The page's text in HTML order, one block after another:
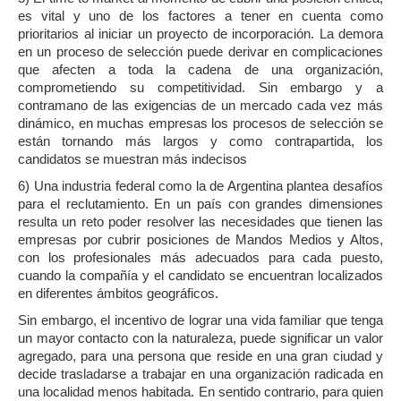
es vital y uno de los factores a tener en cuenta como
prioritarios al iniciar un proyecto de incorporación. La demora
en un proceso de selección puede derivar en complicaciones
que afecten a toda la cadena de una organización,
comprometiendo su competitividad. Sin embargo y a
contramano de las exigencias de un mercado cada vez más
dinámico, en muchas empresas los procesos de selección se
están tornando más largos y como contrapartida, los
candidatos se muestran más indecisos
6) Una industria federal como la de Argentina plantea desafíos
para el reclutamiento. En un país con grandes dimensiones
resulta un reto poder resolver las necesidades que tienen las
empresas por cubrir posiciones de Mandos Medios y Altos,
con los profesionales más adecuados para cada puesto,
cuando la compañía y el candidato se encuentran localizados
en diferentes ámbitos geográficos.
Sin embargo, el incentivo de lograr una vida familiar que tenga
un mayor contacto con la naturaleza, puede significar un valor
agregado, para una persona que reside en una gran ciudad y
decide trasladarse a trabajar en una organización radicada en
una localidad menos habitada. En sentido contrario, para quien